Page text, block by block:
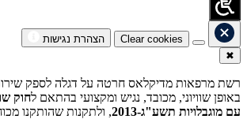
Clear cookies
הצהרת נגישות
✖
רשת מרפאות מדיקלאס חרטה על דגלה לספק
באופן שוויוני, מכובד, נגיש ומקצועי בהתאם לחוק
עם מוגבלויות תשע"ג-2013
, ולתקנות שהותקנו